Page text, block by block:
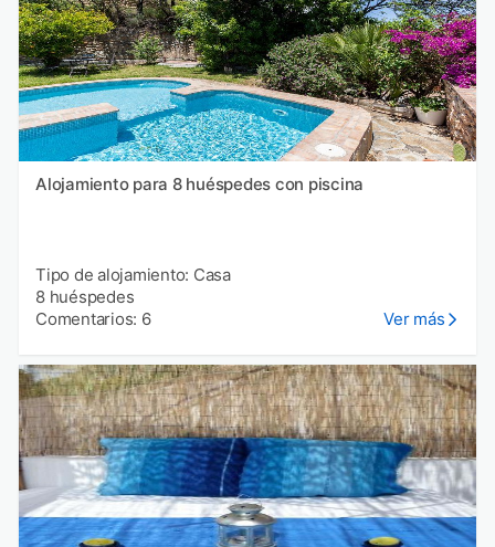
Alojamiento para 8 huéspedes con piscina
Tipo de alojamiento: Casa
8 huéspedes
Comentarios: 6
Ver más